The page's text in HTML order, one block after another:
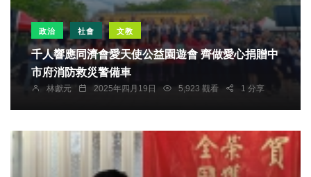
政治 社會 文教
千人響應同濟會愛天使公益園遊會 齊做愛心捐贈中
市府消防救災警備車
林獻元 2025年四月19日 5,923 觀看 1 分享